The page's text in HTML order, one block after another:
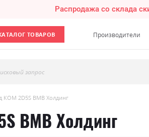
Распродажа со склада
ТОВАРОВ Производители
запрос
КОМ 2D5S ВМВ Холдинг
ВМВ Холдинг